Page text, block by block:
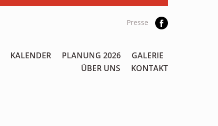
Presse
KALENDER PLANUNG 2026
GALERIE
ÜBER UNS
KONTAKT